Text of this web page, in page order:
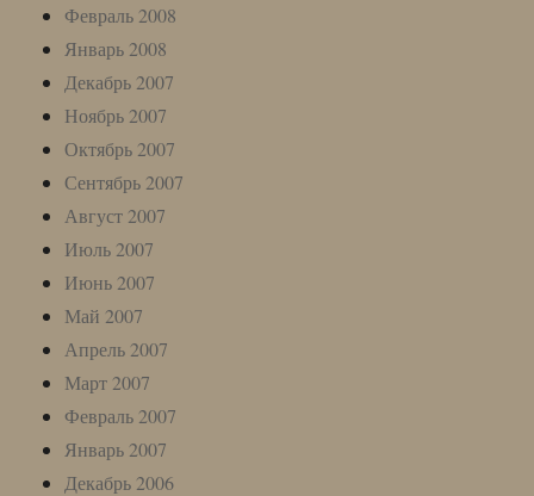
Февраль 2008
Январь 2008
Декабрь 2007
Ноябрь 2007
Октябрь 2007
Сентябрь 2007
Август 2007
Июль 2007
Июнь 2007
Май 2007
Апрель 2007
Март 2007
Февраль 2007
Январь 2007
Декабрь 2006